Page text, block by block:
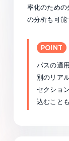
率化のための
の分析も可能
POINT
パスの適
別のリア
セクショ
込むこと